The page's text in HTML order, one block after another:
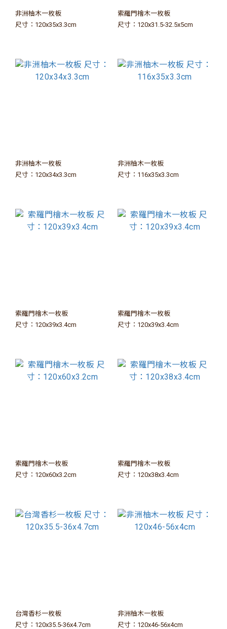
非洲柚木一枚板
尺寸：120x35x3.3cm
索羅門檜木一枚板
尺寸：120x31.5-32.5x5cm
非洲柚木一枚板
尺寸：120x34x3.3cm
非洲柚木一枚板
尺寸：116x35x3.3cm
索羅門檜木一枚板
尺寸：120x39x3.4cm
索羅門檜木一枚板
尺寸：120x39x3.4cm
索羅門檜木一枚板
尺寸：120x60x3.2cm
索羅門檜木一枚板
尺寸：120x38x3.4cm
台灣香杉一枚板
尺寸：120x35.5-36x4.7cm
非洲柚木一枚板
尺寸：120x46-56x4cm